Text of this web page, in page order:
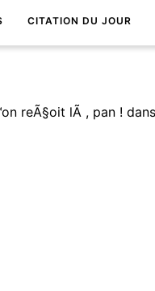
CITATION DU JOUR